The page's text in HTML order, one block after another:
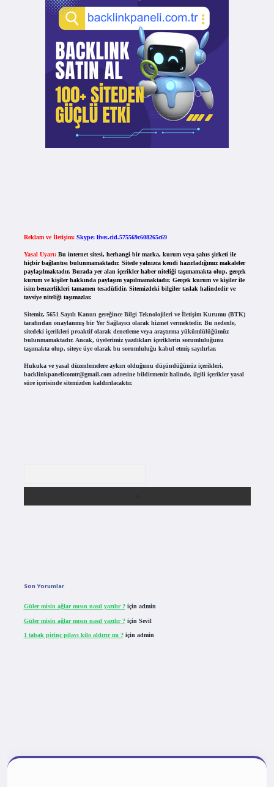
Reklam ve İletişim: Skype: live:.cid.575569c608265c69
Yasal Uyarı: Bu internet sitesi, herhangi bir marka, kurum veya şahıs şirketi ile
hiçbir bağlantısı bulunmamaktadır. Sitede yalnızca kendi hazırladığımız makaleler
paylaşılmaktadır. Burada yer alan içerikler haber niteliği taşımamakta olup, gerçek
kurum ve kişiler hakkında paylaşım yapılmamaktadır. Gerçek kurum ve kişiler ile
isim benzerlikleri tamamen tesadüfidir. Sitemizdeki bilgiler taslak halindedir ve
tavsiye niteliği taşımazlar.
Sitemiz, 5651 Sayılı Kanun gereğince Bilgi Teknolojileri ve İletişim Kurumu (BTK)
tarafından onaylanmış bir Yer Sağlayıcı olarak hizmet vermektedir. Bu nedenle,
sitedeki içerikleri proaktif olarak denetleme veya araştırma yükümlülüğümüz
bulunmamaktadır. Ancak, üyelerimiz yazdıkları içeriklerin sorumluluğunu
taşımakta olup, siteye üye olarak bu sorumluluğu kabul etmiş sayılırlar.
Hukuka ve yasal düzenlemelere aykırı olduğunu düşündüğünüz içerikleri,
backlinkpanelicomtr@gmail.comadresine bildirmeniz halinde, ilgili içerikler yasal
süre içerisinde sitemizden kaldırılacaktır.
Son Yorumlar
Güler misin ağlar mısın nasıl yazılır ?için admin
Güler misin ağlar mısın nasıl yazılır ?için Sevil
1 tabak pirinç pilavı kilo aldırır mı ?için admin